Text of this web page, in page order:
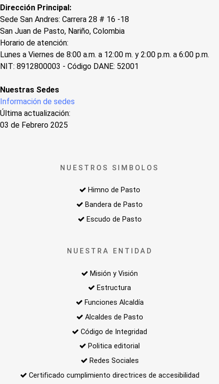
Dirección Principal:
Sede San Andres: Carrera 28 # 16 -18
San Juan de Pasto, Nariño, Colombia
Horario de atención:
Lunes a Viernes de 8:00 a.m. a 12:00 m. y 2:00 p.m. a 6:00 p.m.
NIT: 8912800003 - Código DANE: 52001
Nuestras Sedes
Información de sedes
Última actualización:
03 de Febrero 2025
NUESTROS SIMBOLOS
Himno de Pasto
Bandera de Pasto
Escudo de Pasto
NUESTRA ENTIDAD
Misión y Visión
Estructura
Funciones Alcaldía
Alcaldes de Pasto
Código de Integridad
Politica editorial
Redes Sociales
Certificado cumplimiento directrices de accesibilidad